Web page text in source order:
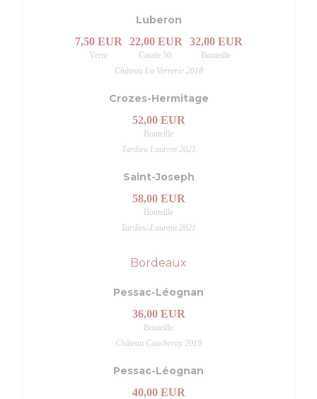
Luberon
7,50 EUR
Verre
22,00 EUR
Carafe 50.
32,00 EUR
Bouteille
Château La Verrerie 2018
Crozes-Hermitage
52,00 EUR
Bouteille
Tardieu Laurent 2021
Saint-Joseph
58,00 EUR
Bouteille
Tardieu-Laurent 2021
Bordeaux
Pessac-Léognan
36,00 EUR
Bouteille
Château Coucheroy 2019
Pessac-Léognan
40,00 EUR